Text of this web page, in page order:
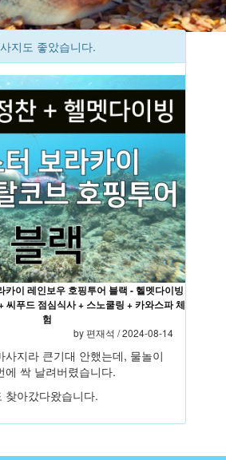
지도 좋았습니다.
카이 레인보우 호핑투어 블랙 - 헬멧다이빙
씨푸드 점심식사 + 스노쿨링 + 카와스파 체
험
by편재석 / 2024-08-14
사지라 큰기대 안했는데, 물놀이
에 싹 날려버렸습니다.
찾아갔다왔습니다.